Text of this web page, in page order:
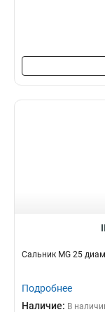
Сальник MG 25
Подробнее
Наличие: В